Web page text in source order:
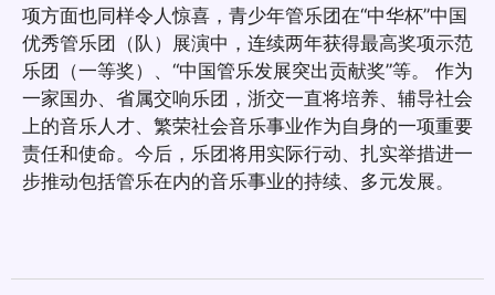
项方面也同样令人惊喜，青少年管乐团在“中华杯”中国
优秀管乐团（队）展演中，连续两年获得最高奖项示范
乐团（一等奖）、“中国管乐发展突出贡献奖”等。 作为
一家国办、省属交响乐团，浙交一直将培养、辅导社会
上的音乐人才、繁荣社会音乐事业作为自身的一项重要
责任和使命。今后，乐团将用实际行动、扎实举措进一
步推动包括管乐在内的音乐事业的持续、多元发展。